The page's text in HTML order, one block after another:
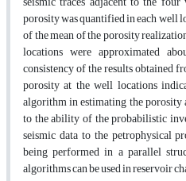
porosity was quantified in each
of the mean of the porosity
locations were approximated
consistency of the results obtained
porosity at the well locations
algorithm in estimating the porosity
to the ability of the probabilistic
seismic data to the petrophysical
being performed in a parallel
algorithms can be used in reservoir